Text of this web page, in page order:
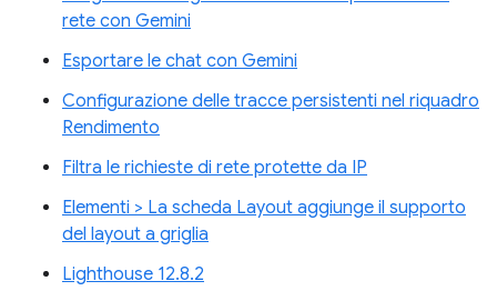
rete con Gemini
Esportare le chat con Gemini
Configurazione delle tracce persistenti nel riquadro
Rendimento
Filtra le richieste di rete protette da IP
Elementi > La scheda Layout aggiunge il supporto
del layout a griglia
Lighthouse 12.8.2